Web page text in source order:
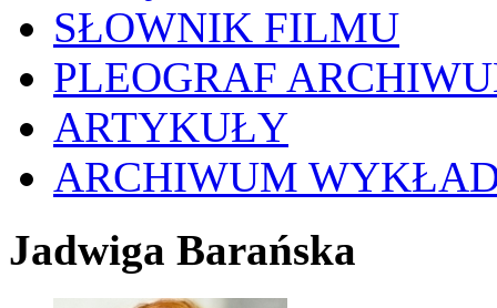
SŁOWNIK FILMU
PLEOGRAF
ARTYKUŁY
ARCHIWUM
Jadwiga Barańska